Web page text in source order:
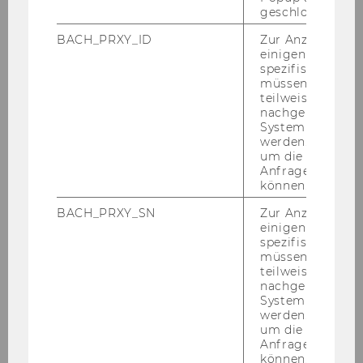
Des einen Freud ist des an­de­
ren Leid! Warum im Fach­be­
beide - Prüf­ling und Prü­fe­rIn -
Ein Blick in die Pra­xis - Er­geb­
nis­se einer em­pi­ri­schen Un­ter­
su­chung zur Bu­chungs­pra­xis
geschlossen
BACH_PRXY_ID
Zur Anzeige von
einigen WU-
spezifischen
müssen
teilweise von
nachgelagerten
System
werden.
um die Antwort
Anfrage
können.
BACH_PRXY_SN
Zur Anzeige von
einigen WU-
spezifischen
müssen
teilweise von
nachgelagerten
System
werden.
um die Antwort
Anfrage
können.